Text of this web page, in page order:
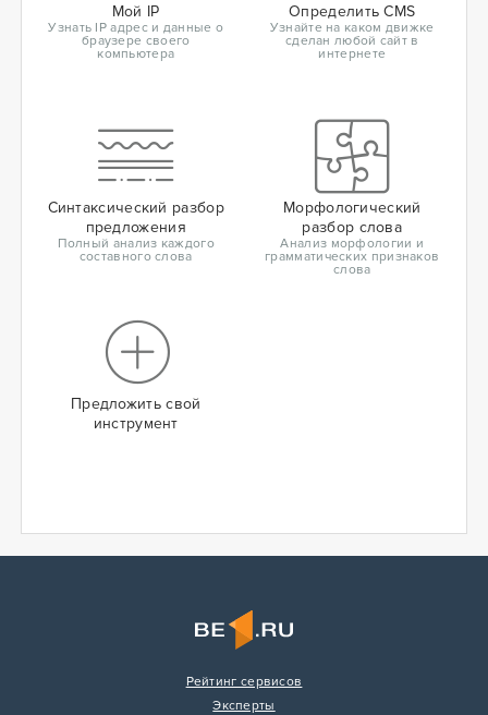
Мой IP
Узнать IP адрес и данные о
браузере своего
компьютера
Определить CMS
Узнайте на каком движке
сделан любой сайт в
интернете
Синтаксический разбор
предложения
Полный анализ каждого
составного слова
Морфологический
разбор слова
Анализ морфологии и
грамматических признаков
слова
Предложить свой
инструмент
Рейтинг сервисов
Эксперты